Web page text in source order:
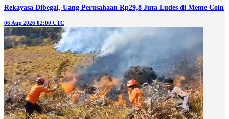
Rekayasa Dibegal, Uang Perusahaan Rp29,8 Juta Ludes di Meme Coin
06 Aug 2026 02:00 UTC